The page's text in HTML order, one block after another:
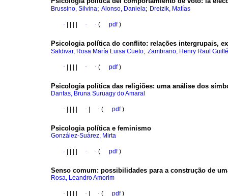
Brussino, Silvina; Alonso, Daniela; Dreizik, Matías
· · · ( pdf)
Psicologia política do conflito: relações intergrupais,
Saldivar, Rosa María Luisa Cueto; Zambrano, Henry Raul
· · · ( pdf)
Psicologia política das religiões: uma análise dos
Dantas, Bruna Suruagy do Amaral
· · · ( pdf)
Psicologia política e feminismo
González-Suárez, Mirta
· · · ( pdf)
Senso comum: possibilidades para a construção de
Rosa, Leandro Amorim
· · · ( pdf)